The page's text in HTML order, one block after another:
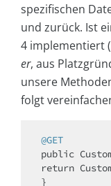
spezifischen
und zurück. Ist
4 implementiert
er, aus
unsere
folgt
@GET
public
return
}